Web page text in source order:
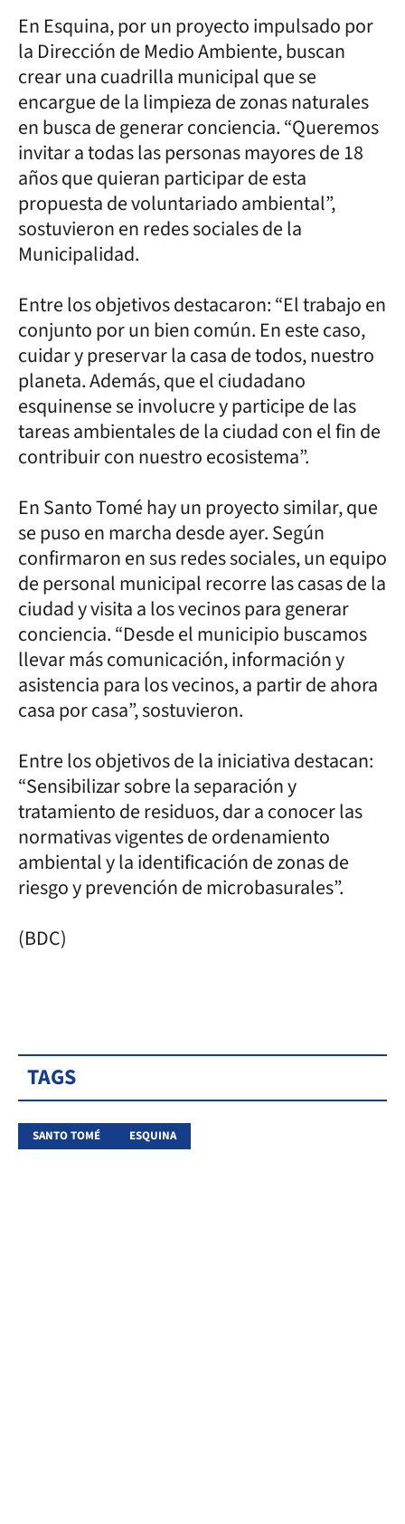
En Esquina, por un proyecto impulsado por
la Dirección de Medio Ambiente, buscan
crear una cuadrilla municipal que se
encargue de la limpieza de zonas naturales
en busca de generar conciencia. “Queremos
invitar a todas las personas mayores de 18
años que quieran participar de esta
propuesta de voluntariado ambiental”,
sostuvieron en redes sociales de la
Municipalidad.
Entre los objetivos destacaron: “El trabajo en
conjunto por un bien común. En este caso,
cuidar y preservar la casa de todos, nuestro
planeta. Además, que el ciudadano
esquinense se involucre y participe de las
tareas ambientales de la ciudad con el fin de
contribuir con nuestro ecosistema”.
En Santo Tomé hay un proyecto similar, que
se puso en marcha desde ayer. Según
confirmaron en sus redes sociales, un equipo
de personal municipal recorre las casas de la
ciudad y visita a los vecinos para generar
conciencia. “Desde el municipio buscamos
llevar más comunicación, información y
asistencia para los vecinos, a partir de ahora
casa por casa”, sostuvieron.
Entre los objetivos de la iniciativa destacan:
“Sensibilizar sobre la separación y
tratamiento de residuos, dar a conocer las
normativas vigentes de ordenamiento
ambiental y la identificación de zonas de
riesgo y prevención de microbasurales”.
(BDC)
TAGS
SANTO TOMÉ ESQUINA